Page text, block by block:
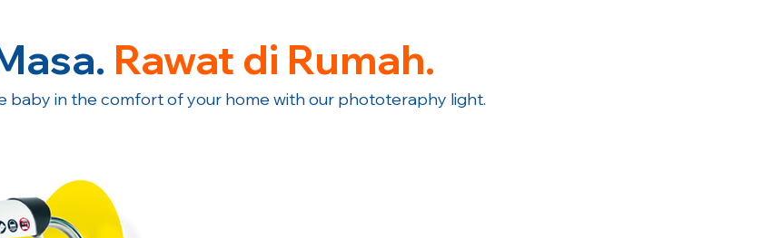
Rawat di Rumah.
baby in the comfort of your home with our phototeraphy light.